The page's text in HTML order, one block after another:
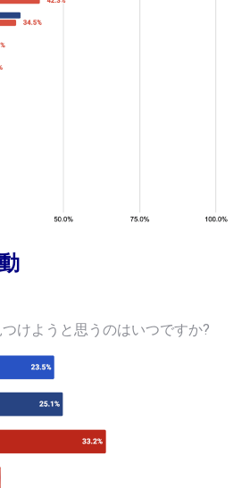
けようと思うのはいつですか?